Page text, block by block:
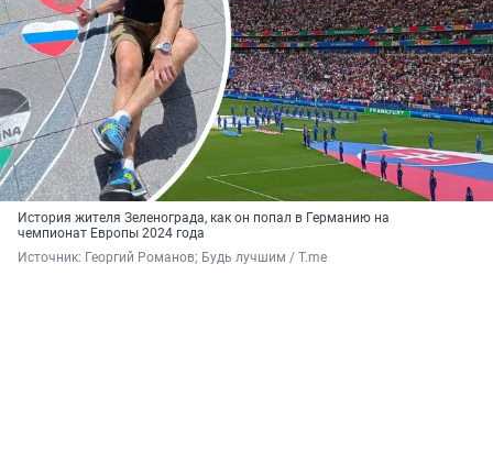
История жителя Зеленограда, как он попал в Германию на
чемпионат Европы 2024 года
Источник: Георгий Романов; Будь лучшим / T.me